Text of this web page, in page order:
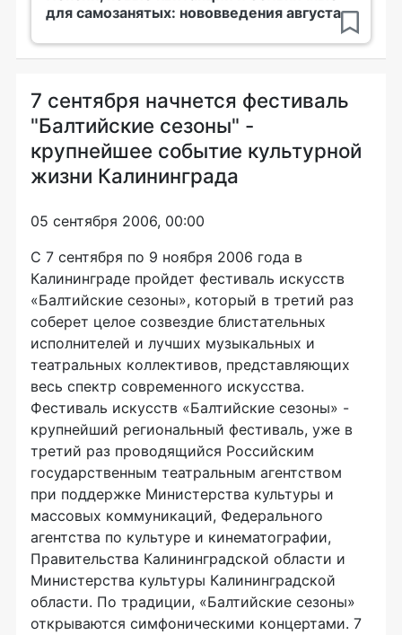
для самозанятых: нововведения августа
7 сентября начнется фестиваль
"Балтийские сезоны" -
крупнейшее событие культурной
жизни Калининграда
05 сентября 2006, 00:00
С 7 сентября по 9 ноября 2006 года в
Калининграде пройдет фестиваль искусств
«Балтийские сезоны», который в третий раз
соберет целое созвездие блистательных
исполнителей и лучших музыкальных и
театральных коллективов, представляющих
весь спектр современного искусства.
Фестиваль искусств «Балтийские сезоны» -
крупнейший региональный фестиваль, уже в
третий раз проводящийся Российским
государственным театральным агентством
при поддержке Министерства культуры и
массовых коммуникаций, Федерального
агентства по культуре и кинематографии,
Правительства Калининградской области и
Министерства культуры Калининградской
области. По традиции, «Балтийские сезоны»
открываются симфоническими концертами. 7